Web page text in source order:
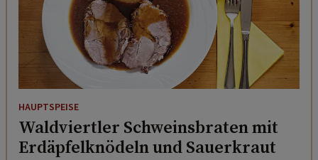
HAUPTSPEISE
Waldviertler Schweinsbraten mit
Erdäpfelknödeln und Sauerkraut